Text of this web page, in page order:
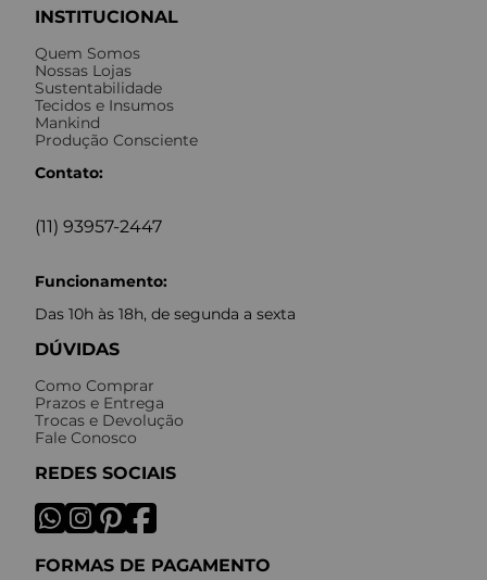
INSTITUCIONAL
Quem Somos
Nossas Lojas
Sustentabilidade
Tecidos e Insumos
Mankind
Produção Consciente
Contato:
(11) 93957-2447
Funcionamento:
Das 10h às 18h, de segunda a sexta
DÚVIDAS
Como Comprar
Prazos e Entrega
Trocas e Devolução
Fale Conosco
REDES SOCIAIS
FORMAS DE PAGAMENTO